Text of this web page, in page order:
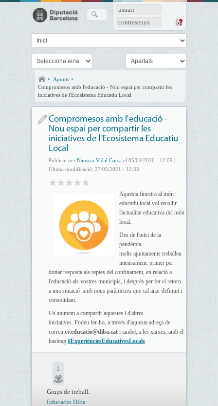
usuari
contrasenya
Apunts
Compromesos amb l'educació - Nou espai per compartir les
iniciatives de l'Ecosistema Educatiu Local
Compromesos amb l'educació -
Nou espai per compartir les
iniciatives de l'Ecosistema Educatiu
Local
Publicat per Nausica Vidal Corsael 05/04/2020 - 12:09 |
Última modificació: 27/05/2021 - 12:33
Aquesta finestra al món
educatiu local vol recollir
l'actualitat educativa del món
local.
Des de l'inici de la
pandèmia,
molts ajuntaments treballeu
intensament, primer per
donar resposta als reptes del confinament, en relació a
l'educació als vostres municipis, i després per fer el retorn
a una situació amb nous paràmetres que cal anar definint i
consolidant.
Us animem a compartir aquestes i d'altres
iniciatives. Podeu fer-ho, a través d'aquesta adreça de
correu:cv.educacio@diba.cati també, a les xarxes, amb el
hashtag #ExperiènciesEducativesLocals
1
Grups de treball:
Educacio Diba